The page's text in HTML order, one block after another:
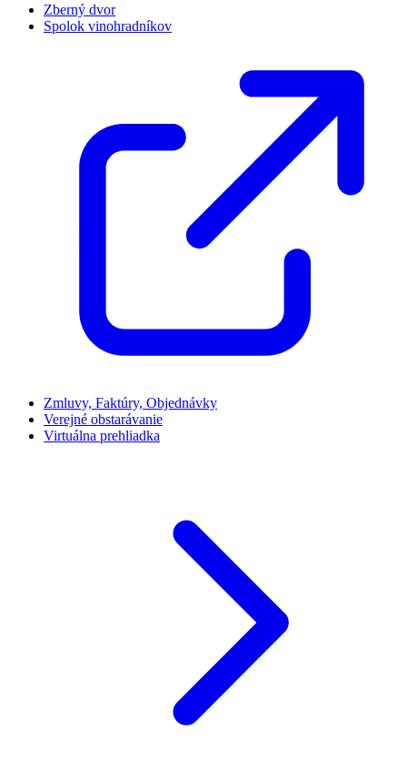
Zberný dvor
Spolok vinohradníkov
Zmluvy, Faktúry, Objednávky
Verejné obstarávanie
Virtuálna prehliadka